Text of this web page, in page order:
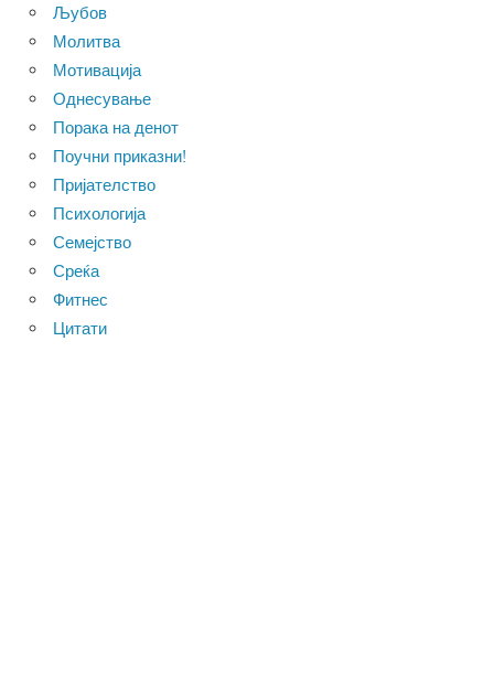
Љубов
Молитва
Мотивација
Однесување
Порака на денот
Поучни приказни!
Пријателство
Психологија
Семејство
Среќа
Фитнес
Цитати